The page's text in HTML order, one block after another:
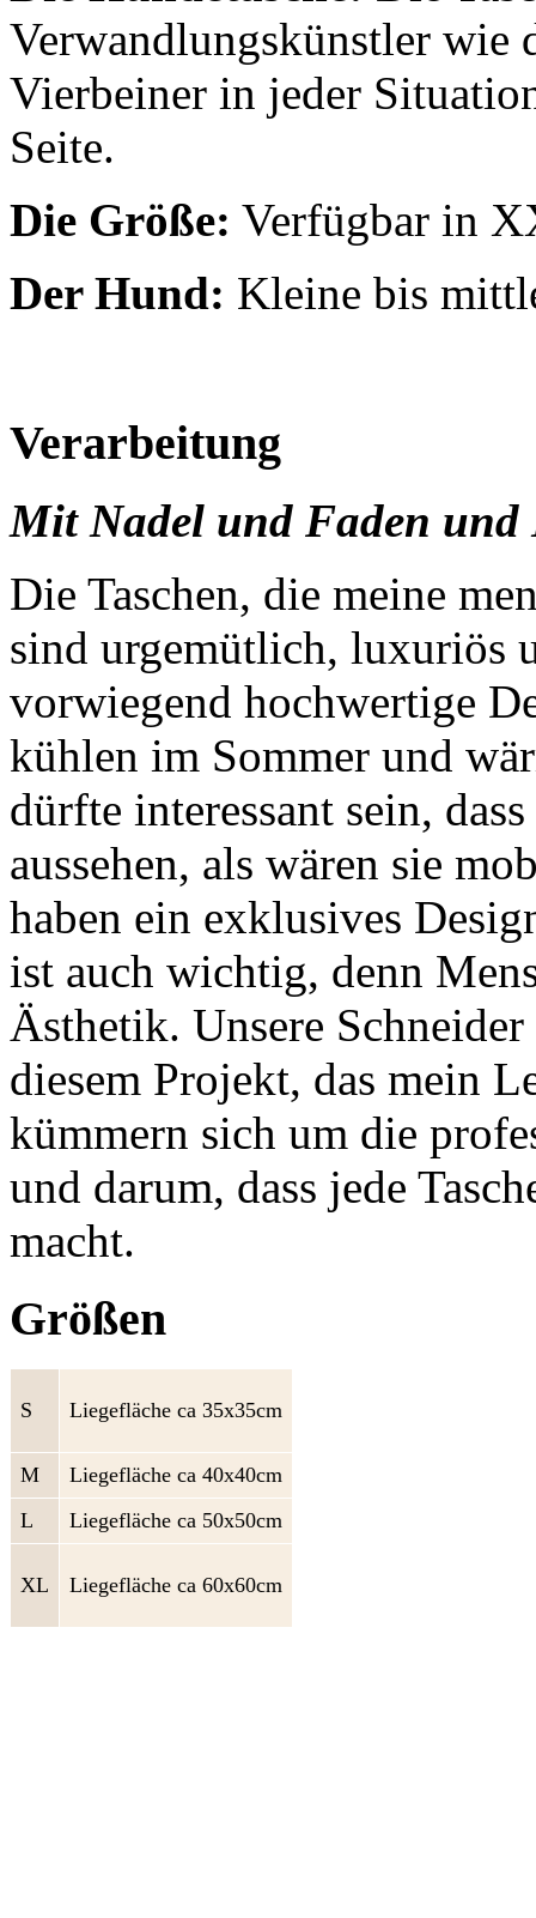
Verwandlungskünstler wie
Vierbeiner in jeder
Seite.
Die Größe: Verfügbar in
Der Hund: Kleine bis
Verarbeitung
Mit Nadel und Faden und
Die Taschen, die meine
sind urgemütlich, luxuriös
vorwiegend hochwertige
kühlen im Sommer und
dürfte interessant sein,
aussehen, als wären sie
haben ein exklusives
ist auch wichtig, denn
Ästhetik. Unsere
diesem Projekt, das mein
kümmern sich um die
und darum, dass jede
macht.
Größen
S Liegefläche ca 35x35cm
M
Liegefläche ca 40x40cm
L
Liegefläche ca 50x50cm
XL Liegefläche ca 60x60cm